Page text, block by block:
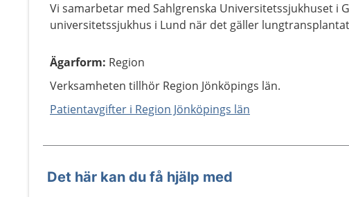
Vi samarbetar med Sahlgrenska Universitetssjukhuset i
universitetssjukhus i Lund när det gäller
Ägarform: Region
Verksamheten tillhör Region Jönköpings län.
Patientavgifter i Region Jönköpings län
Det här kan du få hjälp med